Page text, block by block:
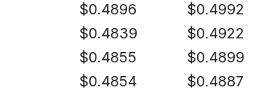
$0.4896 $0.4992
$0.4839 $0.4922
$0.4855 $0.4899
$0.4854 $0.4887